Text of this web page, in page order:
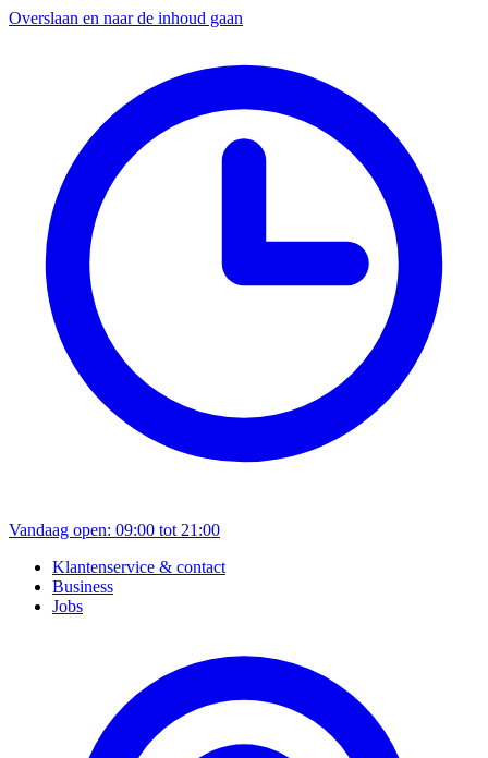
Overslaan en naar de inhoud gaan
Vandaag open: 09:00 tot 21:00
Klantenservice & contact
Business
Jobs